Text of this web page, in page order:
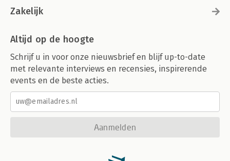
Zakelijk
Altijd op de hoogte
Schrijf u in voor onze nieuwsbrief en blijf up-to-date
met relevante interviews en recensies, inspirerende
events en de beste acties.
Aanmelden